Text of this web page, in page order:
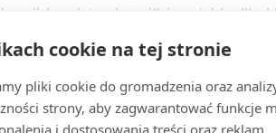
cookie na tej stronie
pliki cookie do gromadzenia oraz
strony, aby zagwarantować funkcje
i dostosowania treści oraz reklam.
bezpłatnych posiłków, a także
dramatycznemu zjawisku
źródło dyskryminacji dzieci z
szkolnych i przedszkolnych. Konieczne